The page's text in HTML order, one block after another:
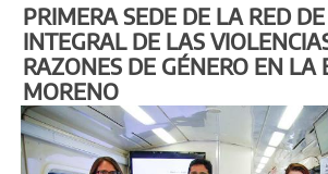
PRIMERA SEDE DE LA RED
INTEGRAL DE LAS
RAZONES DE GÉNERO EN LA
MORENO